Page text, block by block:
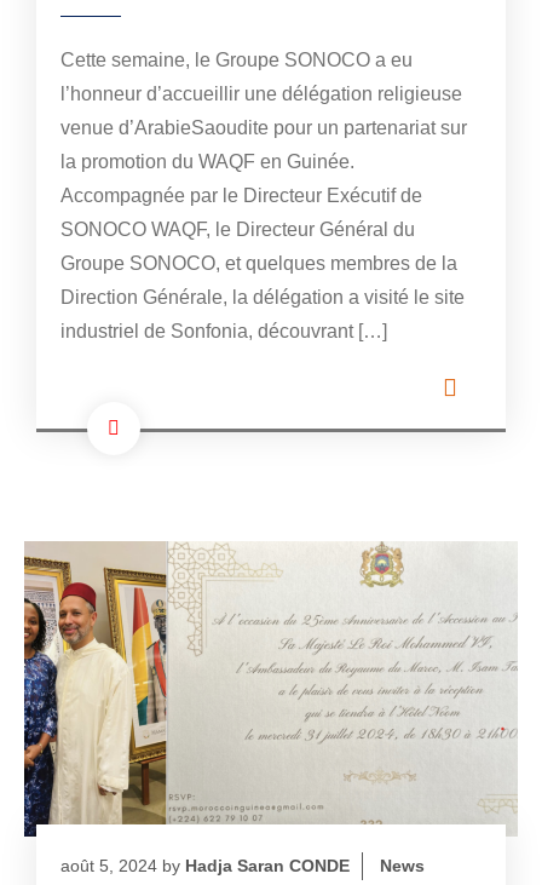
Cette semaine, le Groupe SONOCO a eu
l’honneur d’accueillir une délégation religieuse
venue d’ArabieSaoudite pour un partenariat sur
la promotion du WAQF en Guinée.
Accompagnée par le Directeur Exécutif de
SONOCO WAQF, le Directeur Général du
Groupe SONOCO, et quelques membres de la
Direction Générale, la délégation a visité le site
industriel de Sonfonia, découvrant […]
août 5, 2024 by Hadja Saran CONDE News